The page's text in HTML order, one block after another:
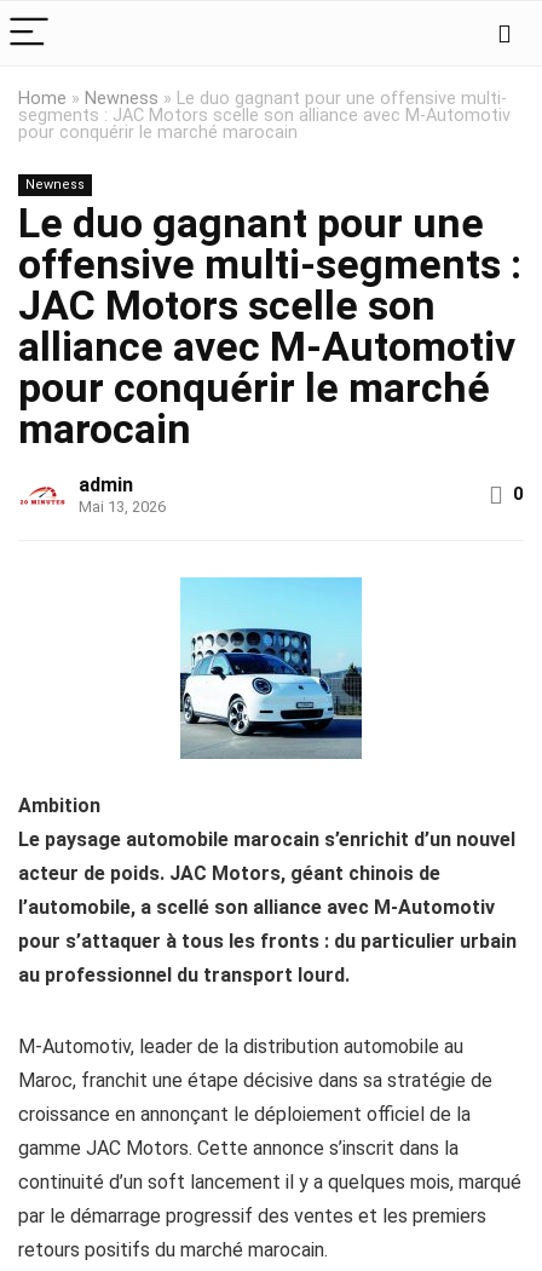
Home » Newness » Le duo gagnant pour une offensive multi-
segments : JAC Motors scelle son alliance avec M-Automotiv
pour conquérir le marché marocain
Newness
Le duo gagnant pour une
offensive multi-segments :
JAC Motors scelle son
alliance avec M-Automotiv
pour conquérir le marché
marocain
admin
Mai 13, 2026
0
Ambition
Le paysage automobile marocain s’enrichit d’un nouvel
acteur de poids. JAC Motors, géant chinois de
l’automobile, a scellé son alliance avec M-Automotiv
pour s’attaquer à tous les fronts : du particulier urbain
au professionnel du transport lourd.
M-Automotiv, leader de la distribution automobile au
Maroc, franchit une étape décisive dans sa stratégie de
croissance en annonçant le déploiement officiel de la
gamme JAC Motors. Cette annonce s’inscrit dans la
continuité d’un soft lancement il y a quelques mois, marqué
par le démarrage progressif des ventes et les premiers
retours positifs du marché marocain.